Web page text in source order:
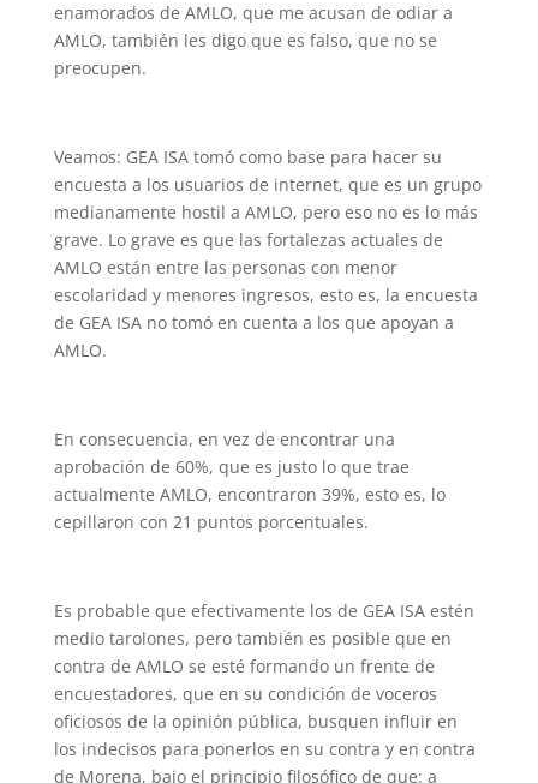
enamorados de AMLO, que me acusan de odiar a
AMLO, también les digo que es falso, que no se
preocupen.
Veamos: GEA ISA tomó como base para hacer su
encuesta a los usuarios de internet, que es un grupo
medianamente hostil a AMLO, pero eso no es lo más
grave. Lo grave es que las fortalezas actuales de
AMLO están entre las personas con menor
escolaridad y menores ingresos, esto es, la encuesta
de GEA ISA no tomó en cuenta a los que apoyan a
AMLO.
En consecuencia, en vez de encontrar una
aprobación de 60%, que es justo lo que trae
actualmente AMLO, encontraron 39%, esto es, lo
cepillaron con 21 puntos porcentuales.
Es probable que efectivamente los de GEA ISA estén
medio tarolones, pero también es posible que en
contra de AMLO se esté formando un frente de
encuestadores, que en su condición de voceros
oficiosos de la opinión pública, busquen influir en
los indecisos para ponerlos en su contra y en contra
de Morena, bajo el principio filosófico de que: a